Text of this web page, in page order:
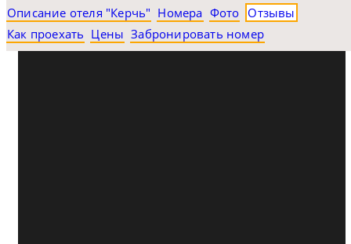
Описание отеля "Керчь" Номера Фото Отзывы
Как проехать Цены Забронировать номер